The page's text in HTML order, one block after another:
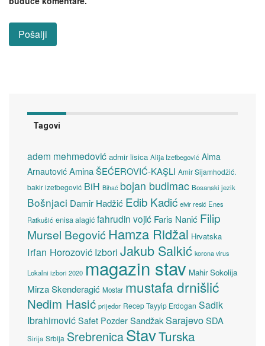
Tagovi
adem mehmedović admir lisica Alija Izetbegović Alma
Arnautović Amina ŠEĆEROVIĆ-KAŞLI Amir Sijamhodžić.
bakir izetbegović BiH Bihać bojan budimac Bosanski jezik
Bošnjaci Damir Hadžić Edib Kadić elvir resić Enes
Ratkušić enisa alagić fahrudin vojić Faris Nanić Filip
Mursel Begović Hamza Ridžal Hrvatska
Irfan Horozović Izbori Jakub Salkić korona virus
Lokalni izbori 2020 magazin stav Mahir Sokolija
Mirza Skenderagić Mostar mustafa drnišlić
Nedim Hasić prijedor Recep Tayyip Erdogan Sadik
Ibrahimović Safet Pozder SandžakSarajevoSDA
Sirija Srbija SrebrenicaStavTurska